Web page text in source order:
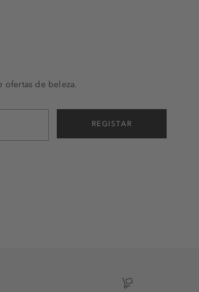
ofertas de beleza.
REGISTAR